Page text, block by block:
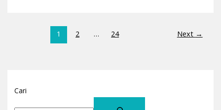
1 2 … 24 Next →
Cari